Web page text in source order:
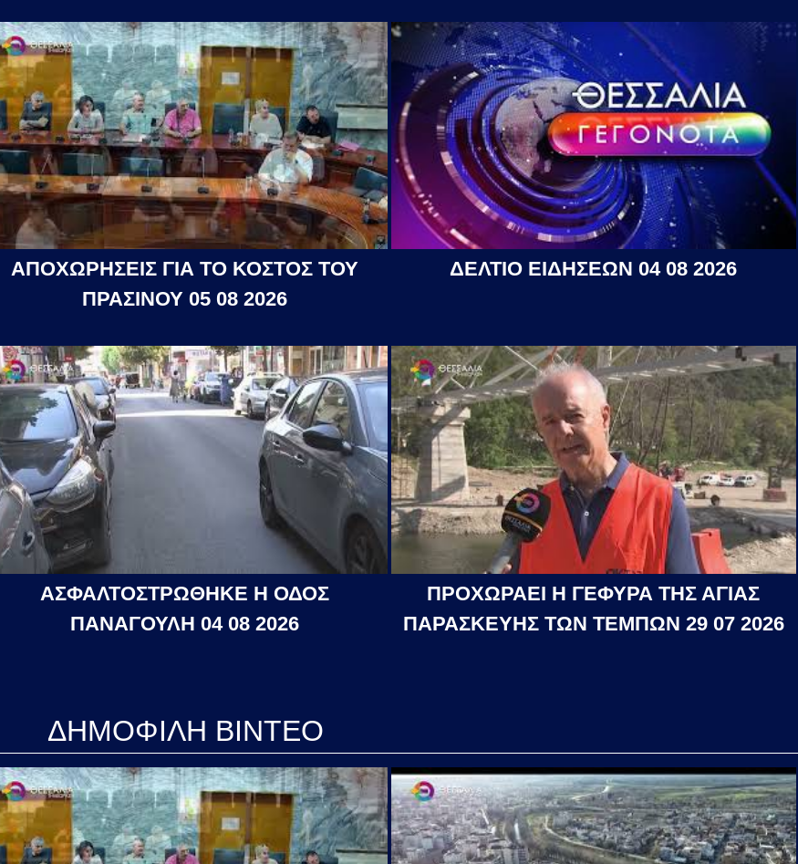
ΑΠΟΧΩΡΗΣΕΙΣ ΓΙΑ ΤΟ ΚΟΣΤΟΣ ΤΟΥ
ΠΡΑΣΙΝΟΥ 05 08 2026
ΔΕΛΤΙΟ ΕΙΔΗΣΕΩΝ 04 08 2026
ΑΣΦΑΛΤΟΣΤΡΩΘΗΚΕ Η ΟΔΟΣ
ΠΑΝΑΓΟΥΛΗ 04 08 2026
ΠΡΟΧΩΡΑΕΙ Η ΓΕΦΥΡΑ ΤΗΣ ΑΓΙΑΣ
ΠΑΡΑΣΚΕΥΗΣ ΤΩΝ ΤΕΜΠΩΝ 29 07 2026
ΔΗΜΟΦΙΛΗ ΒΙΝΤΕΟ